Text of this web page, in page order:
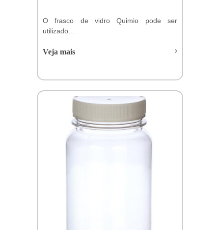
O frasco de vidro Quimio pode ser
utilizado...
Veja mais